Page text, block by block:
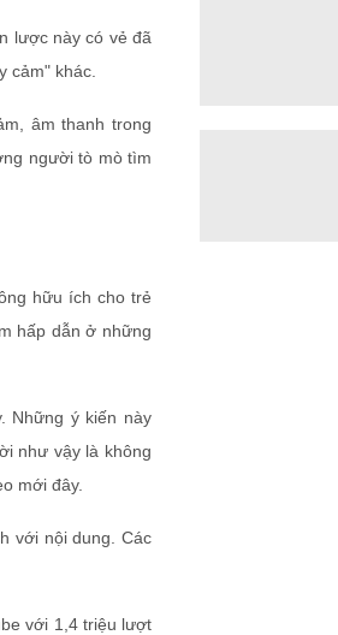
lược này có vẻ đã
cảm" khác.
âm thanh trong
người tò mò tìm
hữu ích cho trẻ
hấp dẫn ở những
Những ý kiến này
như vậy là không
mới đây.
với nội dung. Các
với 1,4 triệu lượt